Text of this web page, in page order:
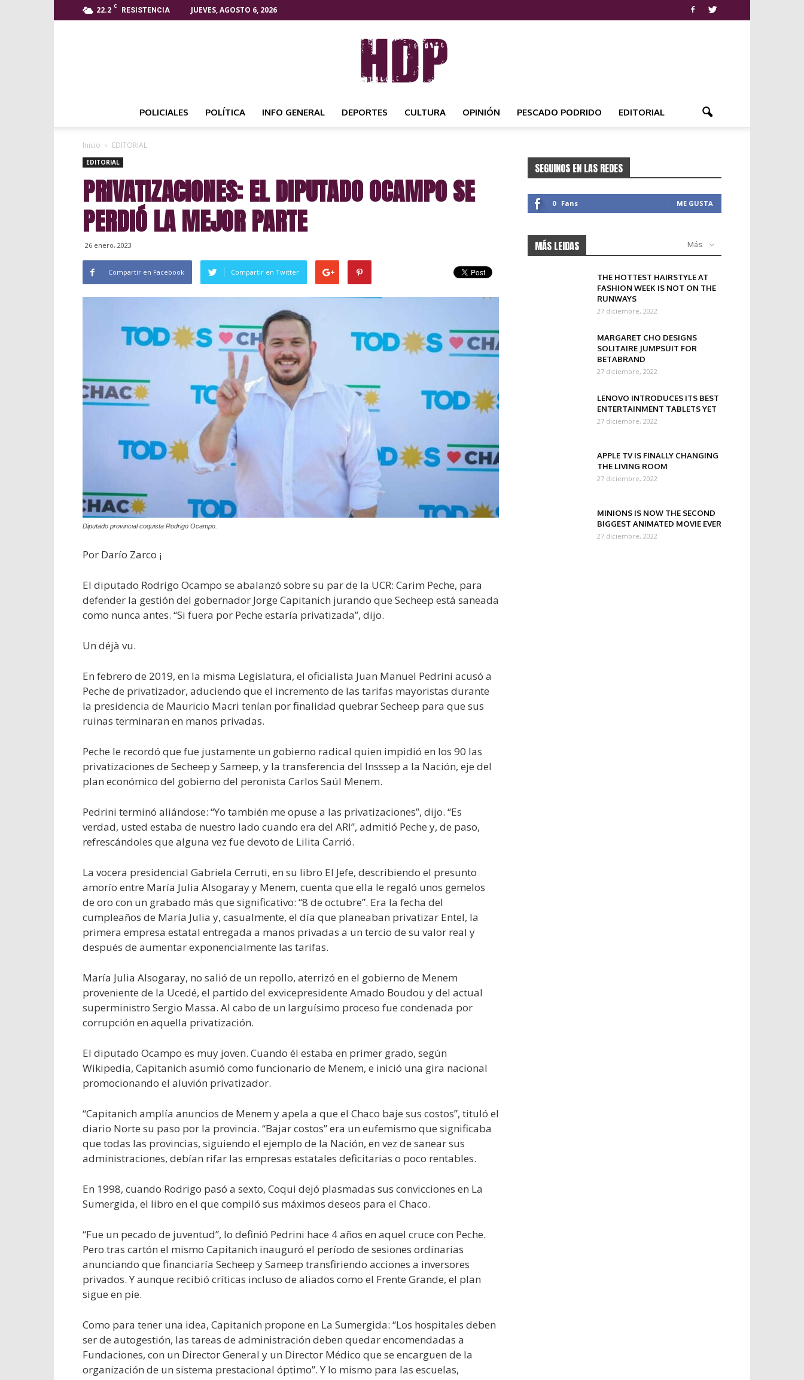
22.2 C
RESISTENCIA JUEVES, AGOSTO 6, 2026
NOTICIAS
POLICIALES POLÍTICA INFO GENERAL DEPORTES CULTURA OPINIÓN PESCADO PODRIDO EDITORIAL
Inicio EDITORIAL
EDITORIAL
PRIVATIZACIONES: EL DIPUTADO OCAMPO SE
PERDIÓ LA MEJOR PARTE
26 enero, 2023
Compartir en Facebook Compartir en Twitter
Diputado provincial coquista Rodrigo Ocampo.
Por Darío Zarco ¡
El diputado Rodrigo Ocampo se abalanzó sobre su par de la UCR: Carim Peche, para
defender la gestión del gobernador Jorge Capitanich jurando que Secheep está saneada
como nunca antes. “Si fuera por Peche estaría privatizada”, dijo.
Un déjà vu.
En febrero de 2019, en la misma Legislatura, el oficialista Juan Manuel Pedrini acusó a
Peche de privatizador, aduciendo que el incremento de las tarifas mayoristas durante
la presidencia de Mauricio Macri tenían por finalidad quebrar Secheep para que sus
ruinas terminaran en manos privadas.
Peche le recordó que fue justamente un gobierno radical quien impidió en los 90 las
privatizaciones de Secheep y Sameep, y la transferencia del Insssep a la Nación, eje del
plan económico del gobierno del peronista Carlos Saúl Menem.
Pedrini terminó aliándose: “Yo también me opuse a las privatizaciones”, dijo. “Es
verdad, usted estaba de nuestro lado cuando era del ARI”, admitió Peche y, de paso,
refrescándoles que alguna vez fue devoto de Lilita Carrió.
La vocera presidencial Gabriela Cerruti, en su libro El Jefe, describiendo el presunto
amorío entre María Julia Alsogaray y Menem, cuenta que ella le regaló unos gemelos
de oro con un grabado más que significativo: “8 de octubre”. Era la fecha del
cumpleaños de María Julia y, casualmente, el día que planeaban privatizar Entel, la
primera empresa estatal entregada a manos privadas a un tercio de su valor real y
después de aumentar exponencialmente las tarifas.
María Julia Alsogaray, no salió de un repollo, aterrizó en el gobierno de Menem
proveniente de la Ucedé, el partido del exvicepresidente Amado Boudou y del actual
superministro Sergio Massa. Al cabo de un larguísimo proceso fue condenada por
corrupción en aquella privatización.
El diputado Ocampo es muy joven. Cuando él estaba en primer grado, según
Wikipedia, Capitanich asumió como funcionario de Menem, e inició una gira nacional
promocionando el aluvión privatizador.
“Capitanich amplía anuncios de Menem y apela a que el Chaco baje sus costos”, tituló el
diario Norte su paso por la provincia. “Bajar costos” era un eufemismo que significaba
que todas las provincias, siguiendo el ejemplo de la Nación, en vez de sanear sus
administraciones, debían rifar las empresas estatales deficitarias o poco rentables.
En 1998, cuando Rodrigo pasó a sexto, Coqui dejó plasmadas sus convicciones en La
Sumergida, el libro en el que compiló sus máximos deseos para el Chaco.
“Fue un pecado de juventud”, lo definió Pedrini hace 4 años en aquel cruce con Peche.
Pero tras cartón el mismo Capitanich inauguró el período de sesiones ordinarias
anunciando que financiaría Secheep y Sameep transfiriendo acciones a inversores
privados. Y aunque recibió críticas incluso de aliados como el Frente Grande, el plan
sigue en pie.
Como para tener una idea, Capitanich propone en La Sumergida: “Los hospitales deben
ser de autogestión, las tareas de administración deben quedar encomendadas a
Fundaciones, con un Director General y un Director Médico que se encarguen de la
organización de un sistema prestacional óptimo”. Y lo mismo para las escuelas,
SEGUINOS EN LAS REDES
0 Fans ME GUSTA
MÁS LEIDAS Más
THE HOTTEST HAIRSTYLE AT
FASHION WEEK IS NOT ON THE
RUNWAYS
27 diciembre, 2022
MARGARET CHO DESIGNS
SOLITAIRE JUMPSUIT FOR
BETABRAND
27 diciembre, 2022
LENOVO INTRODUCES ITS BEST
ENTERTAINMENT TABLETS YET
27 diciembre, 2022
APPLE TV IS FINALLY CHANGING
THE LIVING ROOM
27 diciembre, 2022
MINIONS IS NOW THE SECOND
BIGGEST ANIMATED MOVIE EVER
27 diciembre, 2022